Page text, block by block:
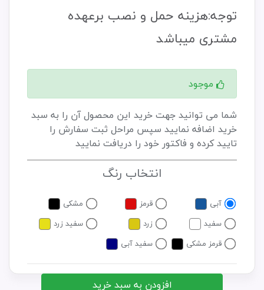
توجه:هزینه حمل و نصب برعهده
مشتری میباشد
موجود
شما می توانید جهت خرید این محصول آن را به سبد
خرید اضافه نمایید سپس مراحل ثبت سفارش را
تایید کرده و فاکتور خود را دریافت نمایید
انتخاب رنگ
آبی قرمز
مشکی
سفید
زرد
سفید زرد
قرمز مشکی
سفید آبی
افزودن به سبد خرید